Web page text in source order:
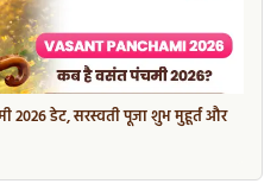
2026 डेट, सरस्वती पूजा शुभ मुहूर्त और